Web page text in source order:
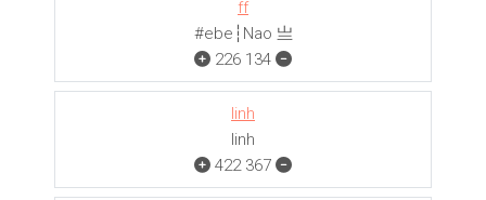
ff
#ebe┆Nao 亗
226 134
linh
linh
422 367